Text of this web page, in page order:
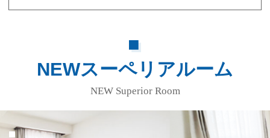
NEWスーペリアルーム
NEW Superior Room